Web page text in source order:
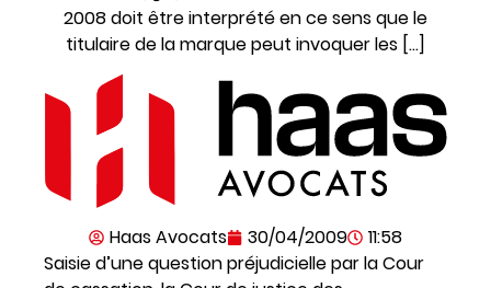
2008 doit être interprété en ce sens que le
titulaire de la marque peut invoquer les […]
Haas Avocats 30/04/2009
11:58
Saisie d’une question préjudicielle par la Cour